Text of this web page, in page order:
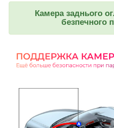
Камера заднього
безпечного